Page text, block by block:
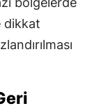
dikkat